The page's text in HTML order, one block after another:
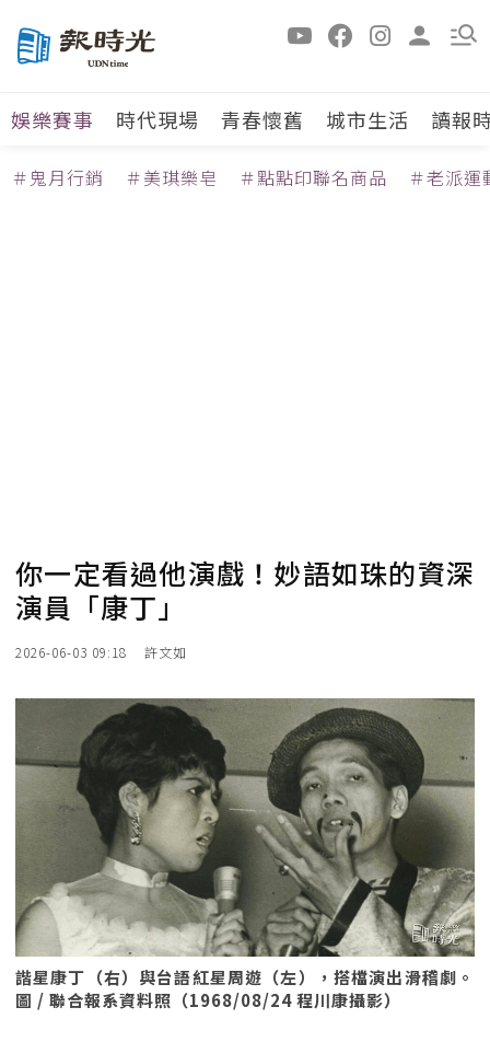
娛樂賽事 時代現場 青春懷舊 城市生活 讀報
＃鬼月行銷 ＃美琪樂皂 ＃點點印聯名商品 ＃老派運
你一定看過他演戲！妙語如珠的資深
演員「康丁」
2026-06-03 09:18 許文如
諧星康丁（右）與台語紅星周遊（左），搭檔演出滑稽劇。
圖 / 聯合報系資料照（1968/08/24 程川康攝影）